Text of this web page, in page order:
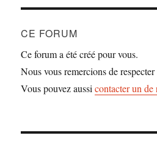
CE FORUM
Ce forum a été créé pour vous.
Nous vous remercions de
Vous pouvez aussicontacter un de